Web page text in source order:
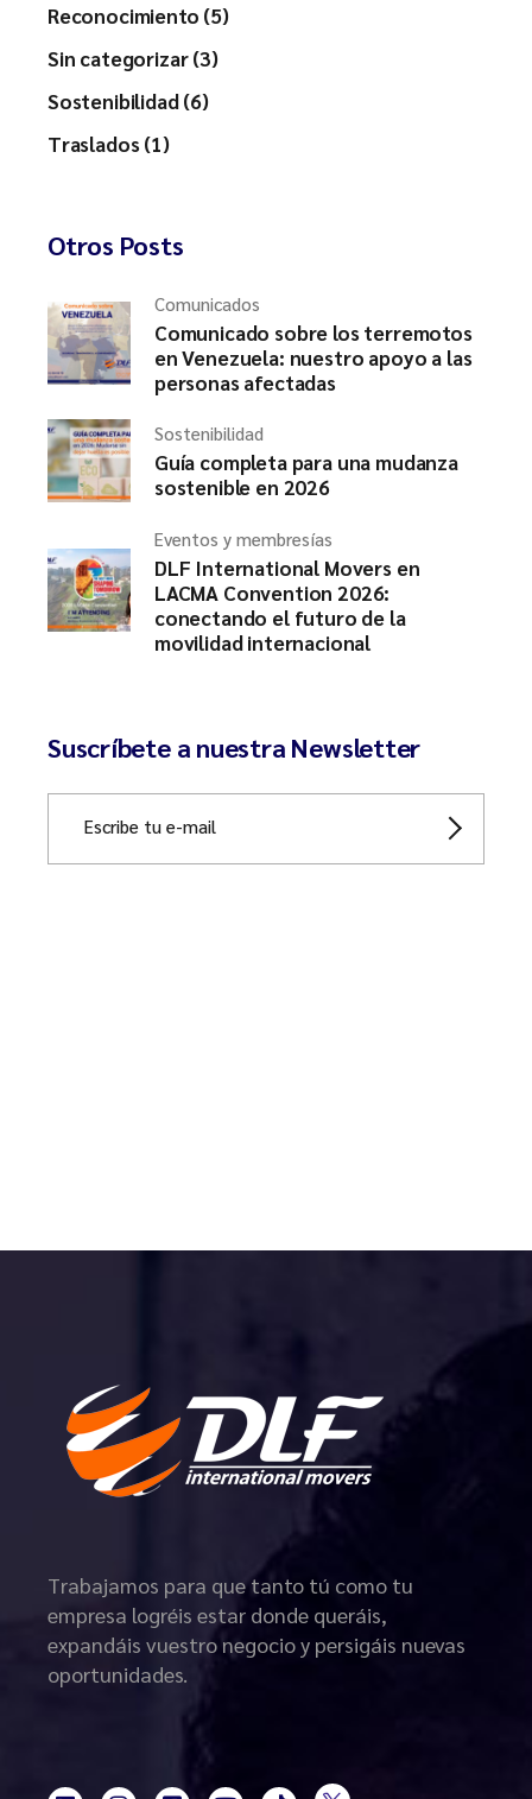
Reconocimiento (5)
Sin categorizar (3)
Sostenibilidad (6)
Traslados (1)
Otros Posts
Comunicados
Comunicado sobre los terremotos
en Venezuela: nuestro apoyo a las
personas afectadas
Sostenibilidad
Guía completa para una mudanza
sostenible en 2026
Eventos y membresías
DLF International Movers en
LACMA Convention 2026:
conectando el futuro de la
movilidad internacional
Suscríbete a nuestra Newsletter
Trabajamos para que tanto tú como tu
empresa logréis estar donde queráis,
expandáis vuestro negocio y persigáis nuevas
oportunidades.